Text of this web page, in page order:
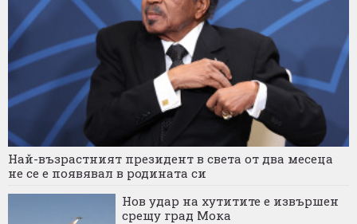
Най-възрастният президент в света от два месеца
не се е появявал в родината си
Нов удар на хутитите е извършен
срещу град Мока